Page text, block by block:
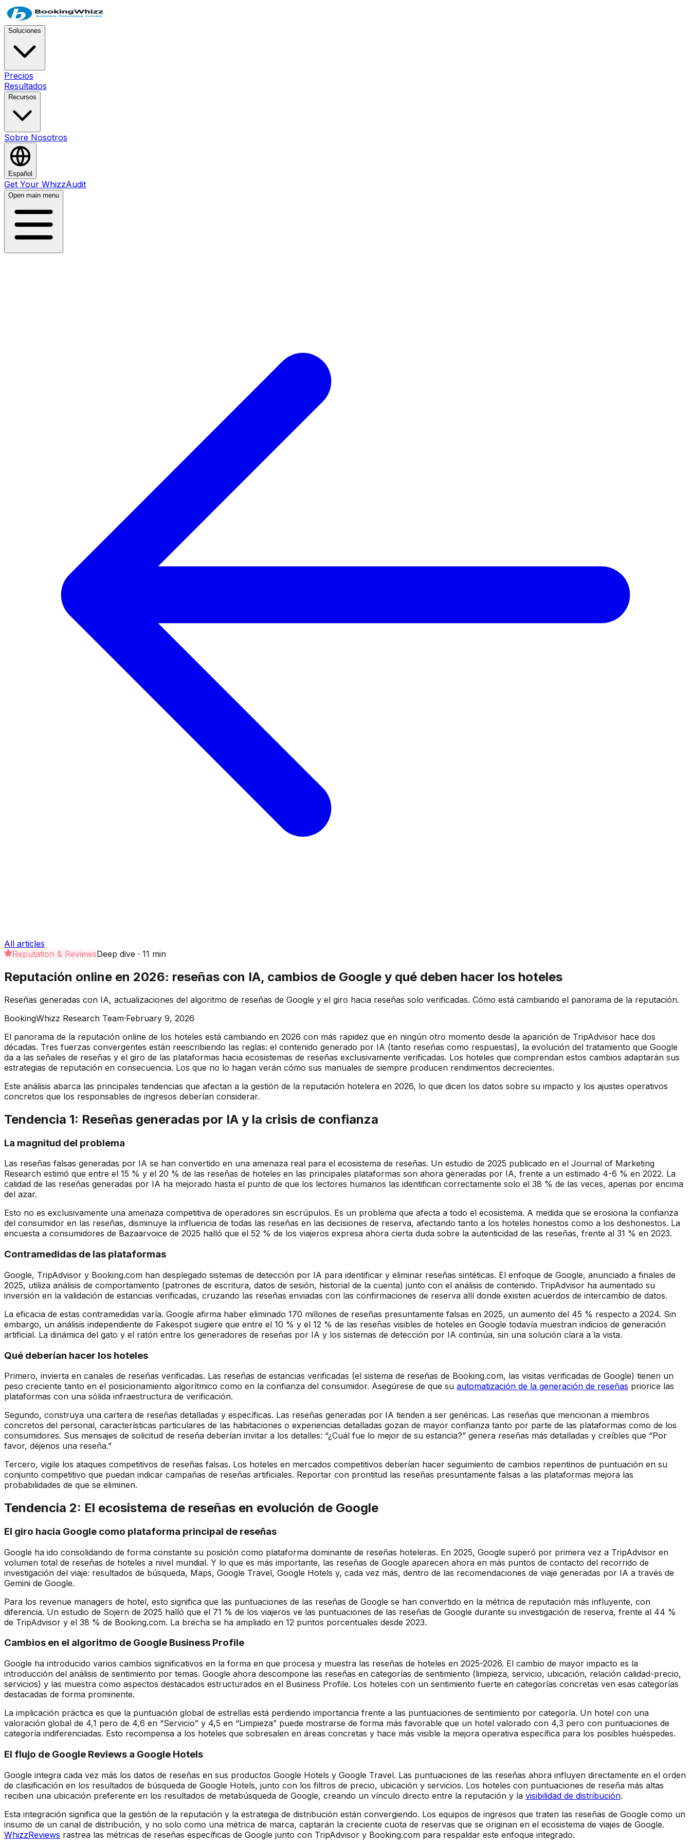
Soluciones
Precios
Resultados
Recursos
Sobre Nosotros
Español
Get Your WhizzAudit
Open main menu
All articles
Reputation & ReviewsDeep dive · 11 min
Reputación online en 2026: reseñas con IA, cambios de Google y qué deben hacer los hoteles
Reseñas generadas con IA, actualizaciones del algoritmo de reseñas de Google y el giro hacia reseñas solo verificadas. Cómo está cambiando el panorama de la reputación.
BookingWhizz Research Team·February 9, 2026
El panorama de la reputación online de los hoteles está cambiando en 2026 con más rapidez que en ningún otro momento desde la aparición de TripAdvisor hace dos
décadas. Tres fuerzas convergentes están reescribiendo las reglas: el contenido generado por IA (tanto reseñas como respuestas), la evolución del tratamiento que Google
da a las señales de reseñas y el giro de las plataformas hacia ecosistemas de reseñas exclusivamente verificadas. Los hoteles que comprendan estos cambios adaptarán sus
estrategias de reputación en consecuencia. Los que no lo hagan verán cómo sus manuales de siempre producen rendimientos decrecientes.
Este análisis abarca las principales tendencias que afectan a la gestión de la reputación hotelera en 2026, lo que dicen los datos sobre su impacto y los ajustes operativos
concretos que los responsables de ingresos deberían considerar.
Tendencia 1: Reseñas generadas por IA y la crisis de confianza
La magnitud del problema
Las reseñas falsas generadas por IA se han convertido en una amenaza real para el ecosistema de reseñas. Un estudio de 2025 publicado en el Journal of Marketing
Research estimó que entre el 15 % y el 20 % de las reseñas de hoteles en las principales plataformas son ahora generadas por IA, frente a un estimado 4-6 % en 2022. La
calidad de las reseñas generadas por IA ha mejorado hasta el punto de que los lectores humanos las identifican correctamente solo el 38 % de las veces, apenas por encima
del azar.
Esto no es exclusivamente una amenaza competitiva de operadores sin escrúpulos. Es un problema que afecta a todo el ecosistema. A medida que se erosiona la confianza
del consumidor en las reseñas, disminuye la influencia de todas las reseñas en las decisiones de reserva, afectando tanto a los hoteles honestos como a los deshonestos. La
encuesta a consumidores de Bazaarvoice de 2025 halló que el 52 % de los viajeros expresa ahora cierta duda sobre la autenticidad de las reseñas, frente al 31 % en 2023.
Contramedidas de las plataformas
Google, TripAdvisor y Booking.com han desplegado sistemas de detección por IA para identificar y eliminar reseñas sintéticas. El enfoque de Google, anunciado a finales de
2025, utiliza análisis de comportamiento (patrones de escritura, datos de sesión, historial de la cuenta) junto con el análisis de contenido. TripAdvisor ha aumentado su
inversión en la validación de estancias verificadas, cruzando las reseñas enviadas con las confirmaciones de reserva allí donde existen acuerdos de intercambio de datos.
La eficacia de estas contramedidas varía. Google afirma haber eliminado 170 millones de reseñas presuntamente falsas en 2025, un aumento del 45 % respecto a 2024. Sin
embargo, un análisis independiente de Fakespot sugiere que entre el 10 % y el 12 % de las reseñas visibles de hoteles en Google todavía muestran indicios de generación
artificial. La dinámica del gato y el ratón entre los generadores de reseñas por IA y los sistemas de detección por IA continúa, sin una solución clara a la vista.
Qué deberían hacer los hoteles
Primero, invierta en canales de reseñas verificadas. Las reseñas de estancias verificadas (el sistema de reseñas de Booking.com, las visitas verificadas de Google) tienen un
peso creciente tanto en el posicionamiento algorítmico como en la confianza del consumidor. Asegúrese de que su automatización de la generación de reseñas priorice las
plataformas con una sólida infraestructura de verificación.
Segundo, construya una cartera de reseñas detalladas y específicas. Las reseñas generadas por IA tienden a ser genéricas. Las reseñas que mencionan a miembros
concretos del personal, características particulares de las habitaciones o experiencias detalladas gozan de mayor confianza tanto por parte de las plataformas como de los
consumidores. Sus mensajes de solicitud de reseña deberían invitar a los detalles: “¿Cuál fue lo mejor de su estancia?” genera reseñas más detalladas y creíbles que “Por
favor, déjenos una reseña.”
Tercero, vigile los ataques competitivos de reseñas falsas. Los hoteles en mercados competitivos deberían hacer seguimiento de cambios repentinos de puntuación en su
conjunto competitivo que puedan indicar campañas de reseñas artificiales. Reportar con prontitud las reseñas presuntamente falsas a las plataformas mejora las
probabilidades de que se eliminen.
Tendencia 2: El ecosistema de reseñas en evolución de Google
El giro hacia Google como plataforma principal de reseñas
Google ha ido consolidando de forma constante su posición como plataforma dominante de reseñas hoteleras. En 2025, Google superó por primera vez a TripAdvisor en
volumen total de reseñas de hoteles a nivel mundial. Y lo que es más importante, las reseñas de Google aparecen ahora en más puntos de contacto del recorrido de
investigación del viaje: resultados de búsqueda, Maps, Google Travel, Google Hotels y, cada vez más, dentro de las recomendaciones de viaje generadas por IA a través de
Gemini de Google.
Para los revenue managers de hotel, esto significa que las puntuaciones de las reseñas de Google se han convertido en la métrica de reputación más influyente, con
diferencia. Un estudio de Sojern de 2025 halló que el 71 % de los viajeros ve las puntuaciones de las reseñas de Google durante su investigación de reserva, frente al 44 %
de TripAdvisor y el 38 % de Booking.com. La brecha se ha ampliado en 12 puntos porcentuales desde 2023.
Cambios en el algoritmo de Google Business Profile
Google ha introducido varios cambios significativos en la forma en que procesa y muestra las reseñas de hoteles en 2025-2026. El cambio de mayor impacto es la
introducción del análisis de sentimiento por temas. Google ahora descompone las reseñas en categorías de sentimiento (limpieza, servicio, ubicación, relación calidad-precio,
servicios) y las muestra como aspectos destacados estructurados en el Business Profile. Los hoteles con un sentimiento fuerte en categorías concretas ven esas categorías
destacadas de forma prominente.
La implicación práctica es que la puntuación global de estrellas está perdiendo importancia frente a las puntuaciones de sentimiento por categoría. Un hotel con una
valoración global de 4,1 pero de 4,6 en “Servicio” y 4,5 en “Limpieza” puede mostrarse de forma más favorable que un hotel valorado con 4,3 pero con puntuaciones de
categoría indiferenciadas. Esto recompensa a los hoteles que sobresalen en áreas concretas y hace más visible la mejora operativa específica para los posibles huéspedes.
El flujo de Google Reviews a Google Hotels
Google integra cada vez más los datos de reseñas en sus productos Google Hotels y Google Travel. Las puntuaciones de las reseñas ahora influyen directamente en el orden
de clasificación en los resultados de búsqueda de Google Hotels, junto con los filtros de precio, ubicación y servicios. Los hoteles con puntuaciones de reseña más altas
reciben una ubicación preferente en los resultados de metabúsqueda de Google, creando un vínculo directo entre la reputación y la visibilidad de distribución.
Esta integración significa que la gestión de la reputación y la estrategia de distribución están convergiendo. Los equipos de ingresos que traten las reseñas de Google como un
insumo de un canal de distribución, y no solo como una métrica de marca, captarán la creciente cuota de reservas que se originan en el ecosistema de viajes de Google.
WhizzReviews rastrea las métricas de reseñas específicas de Google junto con TripAdvisor y Booking.com para respaldar este enfoque integrado.